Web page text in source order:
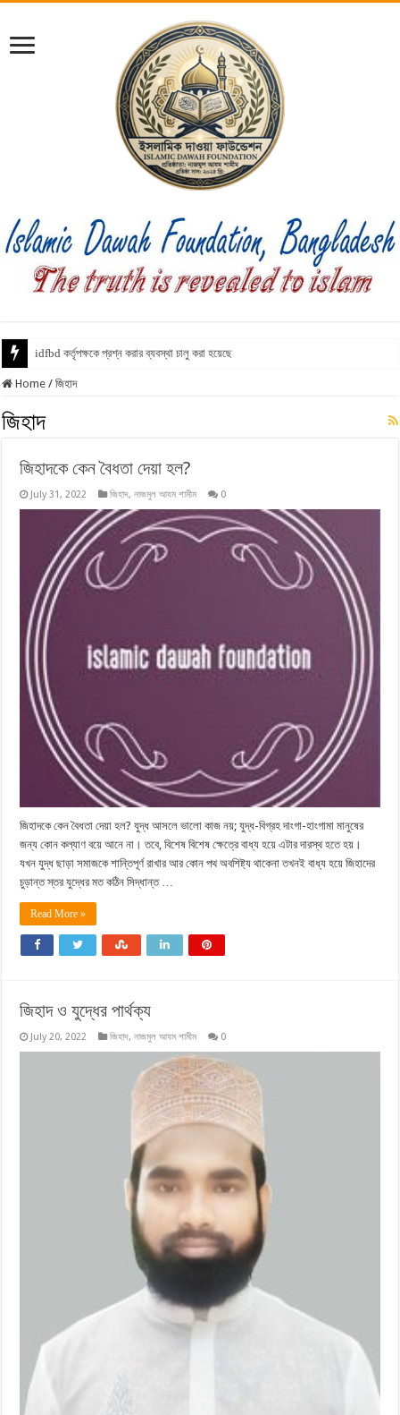
idfbd কর্তৃপক্ষকে প্রশ্ন করার ব্যবস্থা চালু করা হয়েছে
Home / জিহাদ
জিহাদ
জিহাদকে কেন বৈধতা দেয়া হল?
July 31, 2022 জিহাদ,নাজমুল আযম শামীম 0
জিহাদকে কেন বৈধতা দেয়া হল? যুদ্ধ আসলে ভালো কাজ নয়; যুদ্ধ-বিগ্রহ দাংগা-হাংগামা মানুষের
জন্য কোন কল্যাণ বয়ে আনে না। তবে, বিশেষ বিশেষ ক্ষেত্রে বাধ্য হয়ে এটার দারস্থ হতে হয়।
যখন যুদ্ধ ছাড়া সমাজকে শান্তিপূর্ণ রাখার আর কোন পথ অবশিষ্ট্য থাকেনা তখনই বাধ্য হয়ে জিহাদের
চুড়ান্ত স্তর যুদ্ধের মত কঠিন সিদ্ধান্ত …
Read More »
জিহাদ ও যুদ্ধের পার্থক্য
July 20, 2022 জিহাদ,নাজমুল আযম শামীম 0